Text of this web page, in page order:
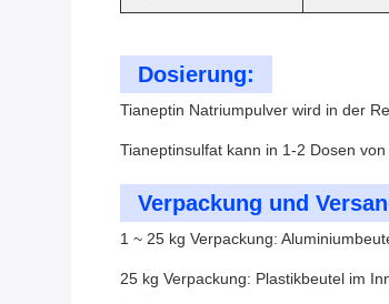
Dosierung:
Tianeptin Natriumpulver wird in der
Tianeptinsulfat kann in 1-2 Dosen
Verpackung und
1 ~ 25 kg Verpackung:
25 kg Verpackung: Plastikbeutel im